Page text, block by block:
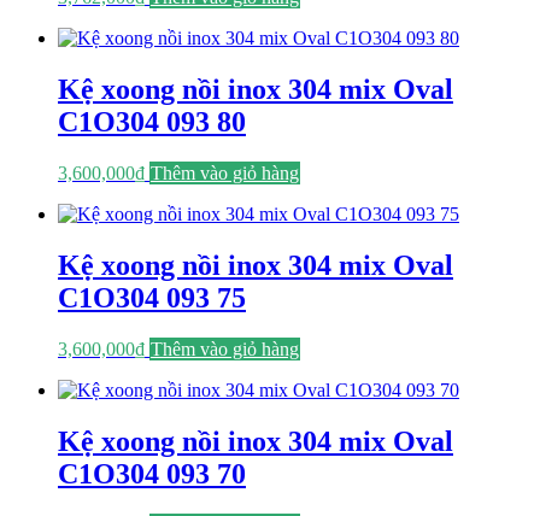
Kệ xoong nồi inox 304 mix Oval
C1O304 093 80
3,600,000₫ Thêm vào giỏ hàng
Kệ xoong nồi inox 304 mix Oval
C1O304 093 75
3,600,000₫ Thêm vào giỏ hàng
Kệ xoong nồi inox 304 mix Oval
C1O304 093 70